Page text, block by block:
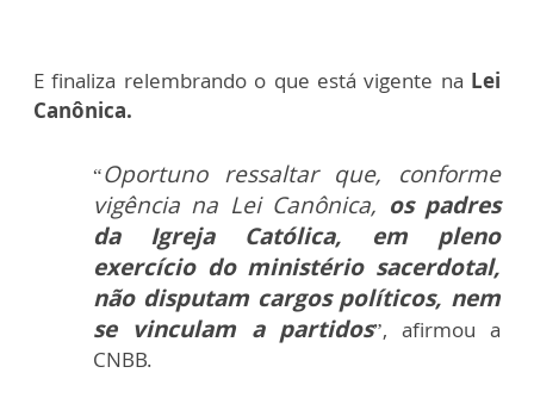
E finaliza relembrando o que está vigente na Lei
Canônica.
“Oportuno ressaltar que, conforme
vigência na Lei Canônica, os padres
da Igreja Católica, em pleno
exercício do ministério sacerdotal,
não disputam cargos políticos, nem
se vinculam a partidos”, afirmou a
CNBB.